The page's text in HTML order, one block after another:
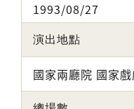
1993/08/27
演出地點
國家兩廳院 國家